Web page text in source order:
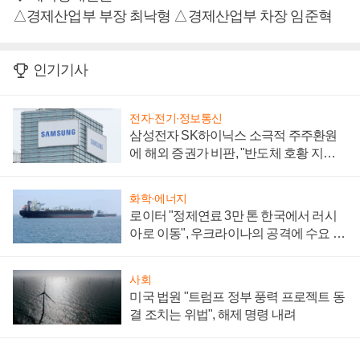
△경제산업부 부장 최낙형 △경제산업부 차장 임준혁
인기기사
전자·전기·정보통신
삼성전자 SK하이닉스 소극적 주주환원
에 해외 증권가 비판, "반도체 호황 지속
화학·에너지
로이터 "정제연료 3만 톤 한국에서 러시
아로 이동", 우크라이나의 공격에 수요 늘
사회
미국 법원 "트럼프 정부 풍력 프로젝트 동
결 조치는 위법", 해제 명령 내려